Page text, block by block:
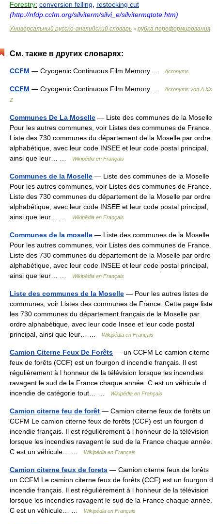
Forestry: conversion felling
restocking cut
(http://nfdp.ccfm.org/silviterm/silvi_e/silvitermqtote.htm)
Универсальный русско-английский словарь > рубка переформирования
См. также в других словарях:
CCFM — Cryogenic Continuous Film Memory … Acronyms
CCFM — Cryogenic Continuous Film Memory …
Acronyms von A bis
Z
Communes De La Moselle — Liste des communes de la Moselle
Pour les autres communes, voir Listes des communes de France.
Liste des 730 communes du département de la Moselle par ordre
alphabétique, avec leur code INSEE et leur code postal principal,
ainsi que leur… …
Wikipédia en Français
Communes de la Moselle — Liste des communes de la Moselle
Pour les autres communes, voir Listes des communes de France.
Liste des 730 communes du département de la Moselle par ordre
alphabétique, avec leur code INSEE et leur code postal principal,
ainsi que leur… …
Wikipédia en Français
Communes de la moselle — Liste des communes de la Moselle
Pour les autres communes, voir Listes des communes de France.
Liste des 730 communes du département de la Moselle par ordre
alphabétique, avec leur code INSEE et leur code postal principal,
ainsi que leur… …
Wikipédia en Français
Liste des communes de la Moselle — Pour les autres listes de
communes, voir Listes des communes de France. Cette page liste
les 730 communes du département français de la Moselle par
ordre alphabétique, avec leur code Insee et leur code postal
principal, ainsi que leur… …
Wikipédia en Français
Camion Citerne Feux De Forêts — un CCFM Le camion citerne
feux de forêts (CCF) est un fourgon d incendie français. Il est
régulièrement à l honneur de la télévision lorsque les incendies
ravagent le sud de la France chaque année. C est un véhicule d
incendie de catégorie tout… …
Wikipédia en Français
Camion citerne feu de forêt — Camion citerne feux de forêts un
CCFM Le camion citerne feux de forêts (CCF) est un fourgon d
incendie français. Il est régulièrement à l honneur de la télévision
lorsque les incendies ravagent le sud de la France chaque année.
C est un véhicule… …
Wikipédia en Français
Camion citerne feux de forets — Camion citerne feux de forêts
un CCFM Le camion citerne feux de forêts (CCF) est un fourgon d
incendie français. Il est régulièrement à l honneur de la télévision
lorsque les incendies ravagent le sud de la France chaque année.
C est un véhicule… …
Wikipédia en Français